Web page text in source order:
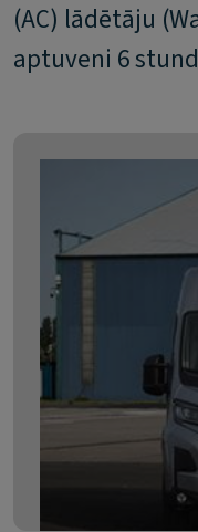
(AC) lādētāju
aptuveni 6